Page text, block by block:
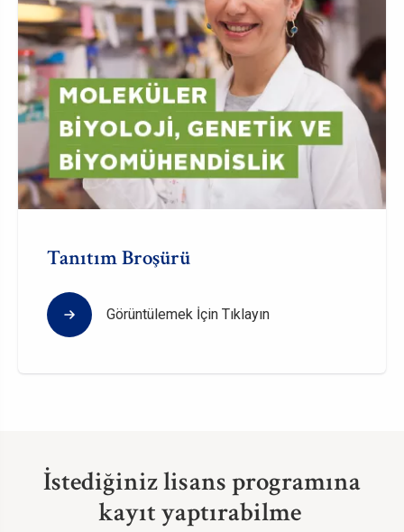
Tanıtım Broşürü
Görüntülemek İçin Tıklayın
İstediğiniz lisans programına
kayıt yaptırabilme